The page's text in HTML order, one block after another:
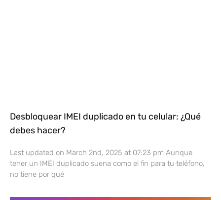
Desbloquear IMEI duplicado en tu celular: ¿Qué
debes hacer?
Last updated on March 2nd, 2025 at 07:23 pm Aunque
tener un IMEI duplicado suena como el fin para tu teléfono,
no tiene por qué